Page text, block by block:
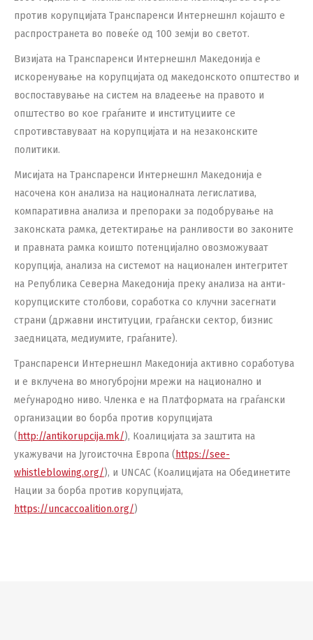
против корупцијата Транспаренси Интернешнл којашто е
распространета во повеќе од 100 земји во светот.
Визијата на Транспаренси Интернешнл Македонија e
искоренување на корупцијата од македонското општество и
воспоставување на систем на владеење на правото и
општество во кое граѓаните и институциите се
спротивставуваат на корупцијата и на незаконските
политики.
Мисијата на Транспаренси Интернешнл Македонија е
насочена кон aнализа на националната легислатива,
компаративна анализа и препораки за подобрување на
законската рамка, детектирање на ранливости во законите
и правната рамка коишто потенцијално овозможуваат
корупција, анализа на системот на национален интегритет
на Република Северна Македонија преку анализа на анти-
корупциските столбови, соработка со клучни засегнати
страни (државни институции, граѓански сектор, бизнис
заедницата, медиумите, граѓаните).
Транспаренси Интернешнл Македонија активно соработува
и е вклучена во многубројни мрежи на национално и
меѓународно ниво. Членка е на Платформата на граѓански
организации во борба против корупцијата
(http://antikorupcija.mk/), Коалицијата за заштита на
укажувачи на Југоисточна Европа (https://see-
whistleblowing.org/), и UNCAC (Коалицијата на Обединетите
Нации за борба против корупцијата,
https://uncaccoalition.org/)